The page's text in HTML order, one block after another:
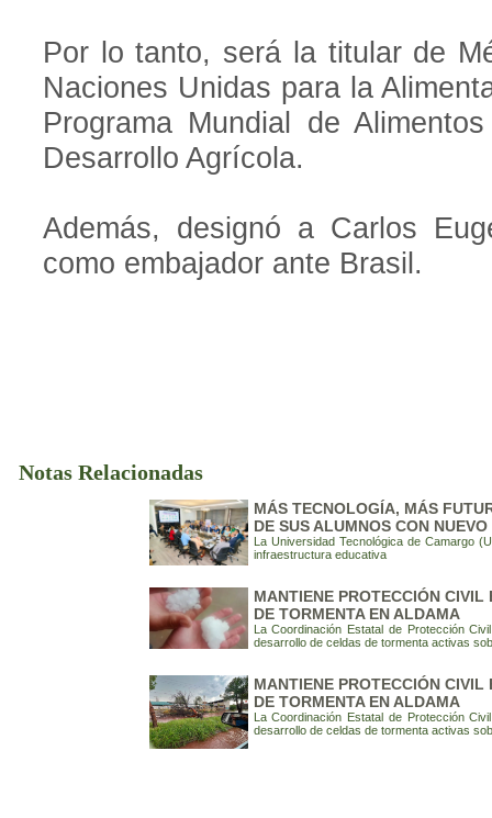
Por lo tanto, será la titular de
Naciones Unidas para la
Programa Mundial de
Desarrollo Agrícola.
Además, designó a Carlos
como embajador ante Brasil.
Notas Relacionadas
MÁS TECNOLOGÍA, MÁS
DE SUS ALUMNOS CON
La Universidad Tecnológica de Camargo
infraestructura educativa
MANTIENE PROTECCIÓN
DE TORMENTA EN ALDAMA
La Coordinación Estatal de Protección
desarrollo de celdas de tormenta activas
MANTIENE PROTECCIÓN
DE TORMENTA EN ALDAMA
La Coordinación Estatal de Protección
desarrollo de celdas de tormenta activas